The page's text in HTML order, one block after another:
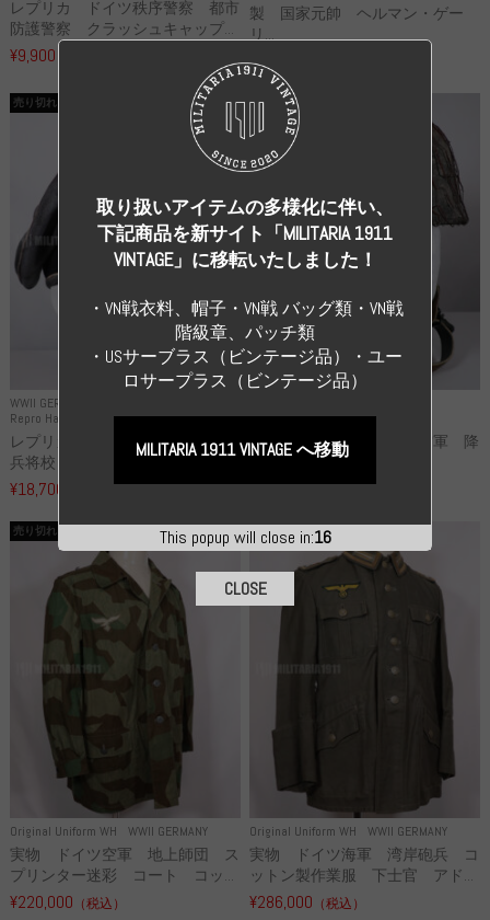
レプリカ ドイツ秩序警察 都市
防護警察 クラッシュキャップ...
¥9,900
製 国家元帥 ヘルマン・ゲー
リ...
¥55,000
WWII GERMANY
Repro Hat and Cap SS and WSS
売り切れ
レプリカ 武装親衛隊 WSS 歩
兵将校 クラッシュキャップ ...
¥18,700
Repro Hat and Cap Luftwaffe
売り切れ
高品質レプリカ ドイツ空軍 降
下猟兵 ヘルメット
¥49,800
Original Uniform WH WWII GERMANY
売り切れ
実物 ドイツ空軍 地上師団 ス
プリンター迷彩 コート コッ...
¥220,000 （税込）
Original Uniform WH WWII GERMANY
売り切れ
実物 ドイツ海軍 湾岸砲兵 コ
ットン製作業服 下士官 アド...
¥286,000 （税込）
This popup will close in:15
取り扱いアイテムの多様化に伴い、
下記商品を新サイト「MILITARIA 1911
VINTAGE」に移転いたしました！
・VN戦衣料、帽子・VN戦 バッグ類・VN戦
階級章、パッチ類
・USサーブラス（ビンテージ品）・ユー
ロサープラス（ビンテージ品）
MILITARIA 1911 VINTAGE へ移動
CLOSE